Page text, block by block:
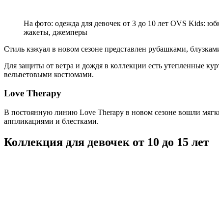
На фото: одежда для девочек от 3 до 10 лет OVS Kids:
жакеты, джемперы
Стиль кэжуал в новом сезоне представлен рубашками,
Для защиты от ветра и дождя в коллекции есть утепленные
вельветовыми костюмами.
Love Therapy
В постоянную линию Love Therapy в новом сезоне вошли
аппликациями и блестками.
Коллекция для девочек от 10 до 15 лет